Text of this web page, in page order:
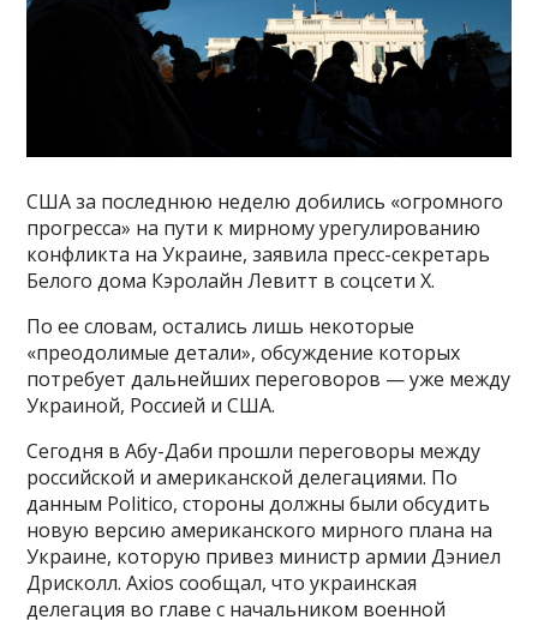
США за последнюю неделю добились «огромного
прогресса» на пути к мирному урегулированию
конфликта на Украине, заявила пресс-секретарь
Белого дома Кэролайн Левитт в соцсети Х.
По ее словам, остались лишь некоторые
«преодолимые детали», обсуждение которых
потребует дальнейших переговоров — уже между
Украиной, Россией и США.
Сегодня в Абу-Даби прошли переговоры между
российской и американской делегациями. По
данным Politico, стороны должны были обсудить
новую версию американского мирного плана на
Украине, которую привез министр армии Дэниел
Дрисколл. Axios сообщал, что украинская
делегация во главе с начальником военной